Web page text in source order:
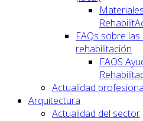
FAQs sobre
rehabilitación
FAQS
Actualidad
Arquitectura
Actualidad del sector